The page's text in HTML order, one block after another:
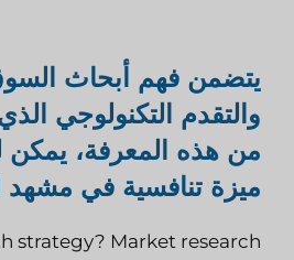
يتضمن فهم أبحاث
والتقدم التكنولوجي
من هذه المعرفة، يمكن
ميزة تنافسية في مشهد
strategy? Market research